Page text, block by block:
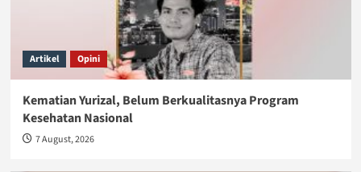
Artikel Opini
Kematian Yurizal, Belum Berkualitasnya Program
Kesehatan Nasional
7 August, 2026